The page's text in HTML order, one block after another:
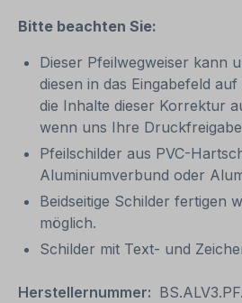
Bitte beachten Sie:
Dieser Pfeilwegweiser kann
diesen in das Eingabefeld
die Inhalte dieser Korrektur
wenn uns Ihre
Pfeilschilder aus PVC-
Aluminiumverbund oder
Beidseitige Schilder fertigen
möglich.
Schilder mit Text- und
Herstellernummer: